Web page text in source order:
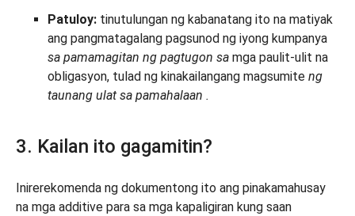
Patuloy: tinutulungan ng kabanatang ito na matiyak
ang pangmatagalang pagsunod ng iyong kumpanya
sa pamamagitan ng pagtugon sa mga paulit-ulit na
obligasyon, tulad ng kinakailangang magsumite ng
taunang ulat sa pamahalaan .
3. Kailan ito gagamitin?
Inirerekomenda ng dokumentong ito ang pinakamahusay
na mga additive para sa mga kapaligiran kung saan